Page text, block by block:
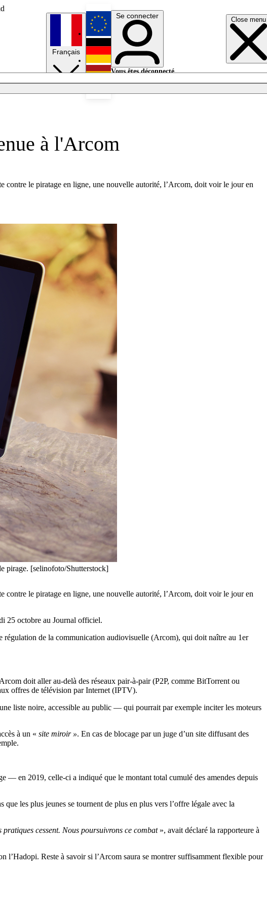
Close menu
Français
English
Deutsch
Se connecter
Vous êtes déconnecté.
à l'Arcom
le piratage en ligne, une nouvelle autorité, l’Arcom, doit voir le jour en
pirage. [selinofoto/Shutterstock]
le piratage en ligne, une nouvelle autorité, l’Arcom, doit voir le jour en
25 octobre au Journal officiel.
de la communication audiovisuelle (Arcom), qui doit naître au 1er
doit aller au-delà des réseaux pair-à-pair (P2P, comme BitTorrent ou
offres de télévision par Internet (IPTV).
liste noire, accessible au public — qui pourrait par exemple inciter les moteurs
à un « site miroir ». En cas de blocage par un juge d’un site diffusant des
— en 2019, celle-ci a indiqué que le montant total cumulé des amendes depuis
que les plus jeunes se tournent de plus en plus vers l’offre légale avec la
cessent. Nous poursuivrons ce combat», avait déclaré la rapporteure à
l’Hadopi. Reste à savoir si l’Arcom saura se montrer suffisamment flexible pour